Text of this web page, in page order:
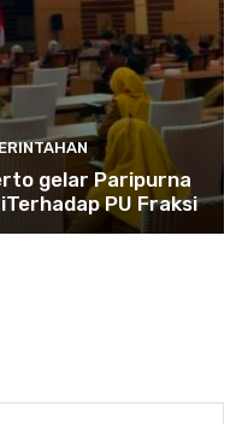
gelar Paripurna
PU Fraksi